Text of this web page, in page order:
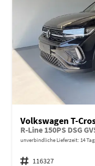
Volkswagen T-
unverbindliche Lieferzeit: 14
Fahrzeugnr. 116327